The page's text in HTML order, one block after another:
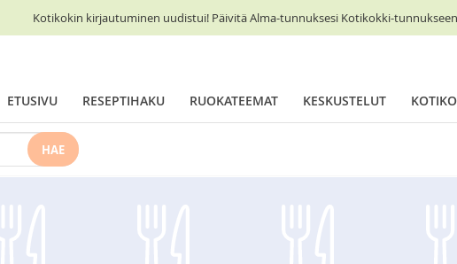
Kotikokin kirjautuminen uudistui! Päivitä Alma-tunnuksesi Kotikokki-
ETUSIVU RESEPTIHAKU RUOKATEEMAT KESKUSTELUT
HAE